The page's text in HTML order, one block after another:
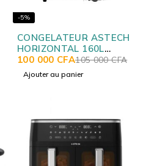
-5%
CONGELATEUR ASTECH
HORIZONTAL 160L
SILVER CH160IG105 000CFA
100 000 CFA
Ajouter au panier